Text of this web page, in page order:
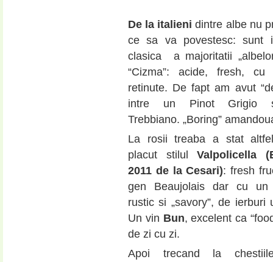
De la italieni dintre albe nu
ce sa va povestesc: sunt
clasica a majoritatii
“Cizma”: acide, fresh, cu
retinute. De fapt am avut
intre un Pinot Grigio
Trebbiano. „Boring”
La rosii treaba a stat
placut stilulValpolicella
2011 de la Cesari): fresh
gen Beaujolais dar cu un
rustic si „savory”, de ierburi
Un vin Bun, excelent ca
de zi cu zi.
Apoi trecand la